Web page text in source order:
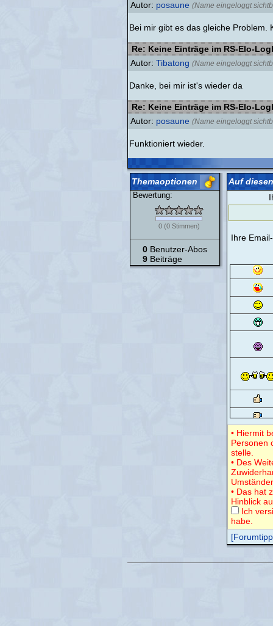
Autor: posaune (Name eingeloggt
Bei mir gibt es das gleiche Problem.
Re: Keine Einträge im RS-Elo-
Autor: Tibatong (Name eingeloggt
Danke, bei mir ist's wieder da
Re: Keine Einträge im RS-Elo-
Autor: posaune (Name eingeloggt
Funktioniert wieder.
Themaoptionen
Bewertung:
0 (0 Stimmen)
0 Benutzer-Abos
9 Beiträge
Auf
Ihre
• Hiermit
Personen
stelle.
• Des
• Das hat
Hinblick
Ich
habe.